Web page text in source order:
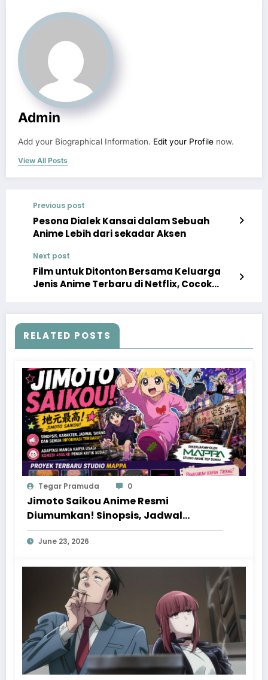
Admin
Add your Biographical Information. Edit your Profile now.
View All Posts
Previous post
Pesona Dialek Kansai dalam Sebuah
Anime Lebih dari sekadar Aksen
Next post
Film untuk Ditonton Bersama Keluarga
Jenis Anime Terbaru di Netflix, Cocok
RELATED POSTS
Tegar Pramuda 0
Jimoto Saikou Anime Resmi
Diumumkan! Sinopsis, Jadwal
Tayang, dan Proyek Baru MAPPA yang
Patut Ditunggu
June 23, 2026